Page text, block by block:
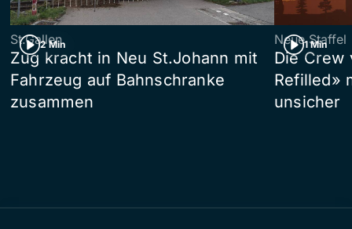
2 Min
St.Gallen
Zug kracht in Neu St.Johann mit
Fahrzeug auf Bahnschranke
zusammen
1 Min
Neue Staffel
Die Crew
Refilled»
unsicher